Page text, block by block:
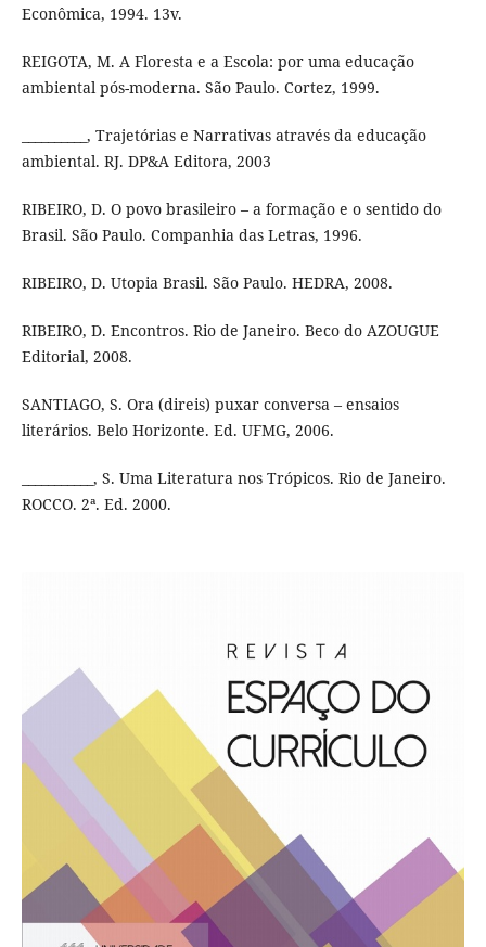
Econômica, 1994. 13v.
REIGOTA, M. A Floresta e a Escola: por uma educação
ambiental pós-moderna. São Paulo. Cortez, 1999.
__________, Trajetórias e Narrativas através da educação
ambiental. RJ. DP&A Editora, 2003
RIBEIRO, D. O povo brasileiro – a formação e o sentido do
Brasil. São Paulo. Companhia das Letras, 1996.
RIBEIRO, D. Utopia Brasil. São Paulo. HEDRA, 2008.
RIBEIRO, D. Encontros. Rio de Janeiro. Beco do AZOUGUE
Editorial, 2008.
SANTIAGO, S. Ora (direis) puxar conversa – ensaios
literários. Belo Horizonte. Ed. UFMG, 2006.
___________, S. Uma Literatura nos Trópicos. Rio de Janeiro.
ROCCO. 2ª. Ed. 2000.